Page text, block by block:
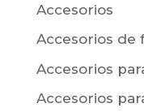
Accesorios
Accesorios de
Accesorios
Accesorios